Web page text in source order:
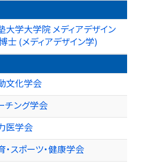
大学大学院 メディアデザイン
士 (メディアデザイン学)
文化学会
チング学会
医学会
・スポーツ・健康学会